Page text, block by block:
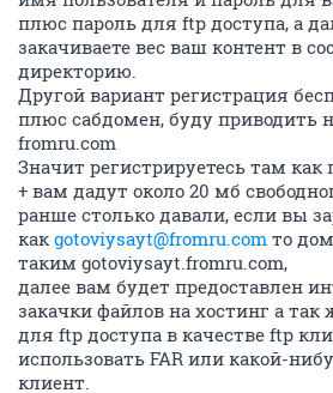
плюс пароль для ftp доступа, а
закачиваете вес ваш контент в
директорию.
Другой вариант регистрация
плюс сабдомен, буду приводить
fromru.com
Значит регистрируетесь там как
+ вам дадут около 20 мб
ранше столько давали, если вы
как gotoviysayt@fromru.com то
таким gotoviysayt.fromru.com,
далее вам будет предоставлен
закачки файлов на хостинг а
для ftp доступа в качестве ftp
использовать FAR или какой-
клиент.